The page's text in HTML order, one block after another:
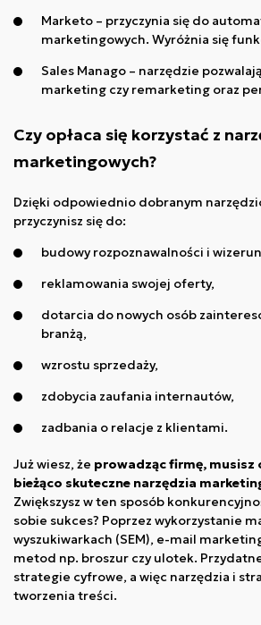
Marketo – przyczynia się do
marketingowych. Wyróżnia się
Sales Manago – narzędzie
marketing czy remarketing oraz
Czy opłaca się korzystać z
marketingowych?
Dzięki odpowiednio dobranym
przyczynisz się do:
budowy rozpoznawalności i
reklamowania swojej oferty,
dotarcia do nowych osób
branżą,
wzrostu sprzedaży,
zdobycia zaufania internautów,
zadbania o relacje z klientami.
Już wiesz, że prowadząc firmę, musisz
bieżąco skuteczne narzędzia
Zwiększysz w ten sposób
sobie sukces? Poprzez wykorzystanie
wyszukiwarkach (SEM), e-mail
metod np. broszur czy ulotek.
strategie cyfrowe, a więc narzędzia i
tworzenia treści.